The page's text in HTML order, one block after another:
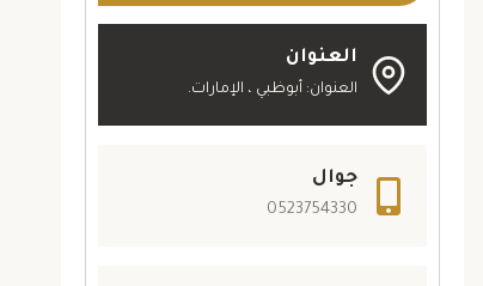
العنوان
العنوان: أبوظبي ، الإمارات.
جوال
0523754330